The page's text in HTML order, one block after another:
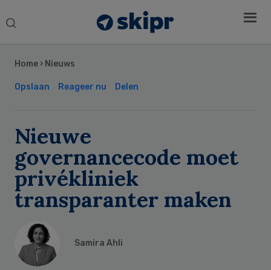
Search
Home › Nieuws
Opslaan Reageer nu Delen
Nieuwe
governancecode moet
privékliniek
transparanter maken
Samira Ahli
Sidebar